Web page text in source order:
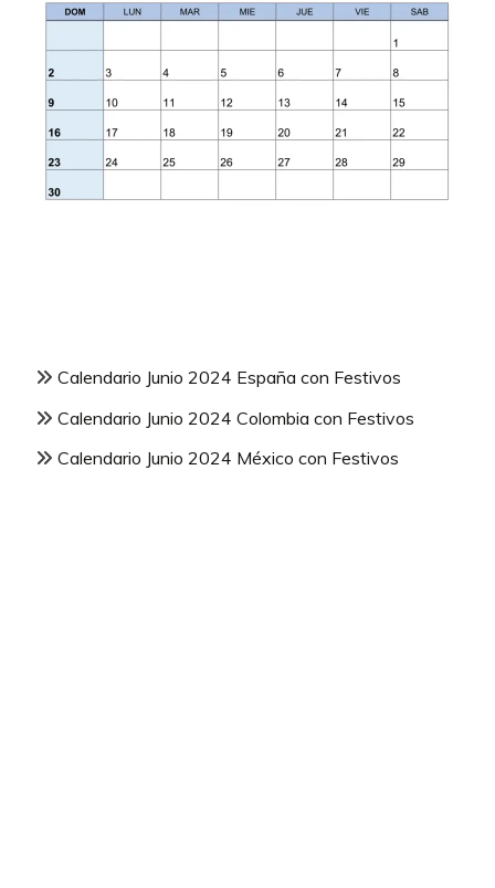
Calendario Junio 2024 España con Festivos
Calendario Junio 2024 Colombia con Festivos
Calendario Junio 2024 México con Festivos